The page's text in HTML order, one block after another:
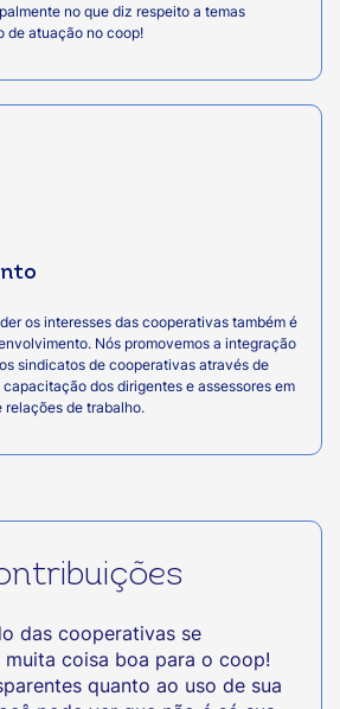
no que diz respeito a temas
de atuação no coop!
os interesses das cooperativas também é
Nós promovemos a integração
sindicatos de cooperativas através de
dos dirigentes e assessores em
relações de trabalho.
das cooperativas se
coisa boa para o coop!
quanto ao uso de sua